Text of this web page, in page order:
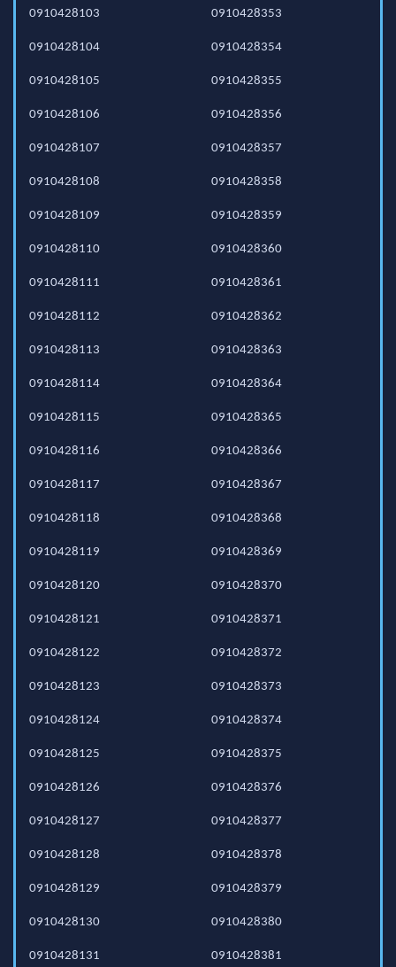
0910428103
0910428104
0910428105
0910428106
0910428107
0910428108
0910428109
0910428110
0910428111
0910428112
0910428113
0910428114
0910428115
0910428116
0910428117
0910428118
0910428119
0910428120
0910428121
0910428122
0910428123
0910428124
0910428125
0910428126
0910428127
0910428128
0910428129
0910428130
0910428131
0910428353
0910428354
0910428355
0910428356
0910428357
0910428358
0910428359
0910428360
0910428361
0910428362
0910428363
0910428364
0910428365
0910428366
0910428367
0910428368
0910428369
0910428370
0910428371
0910428372
0910428373
0910428374
0910428375
0910428376
0910428377
0910428378
0910428379
0910428380
0910428381